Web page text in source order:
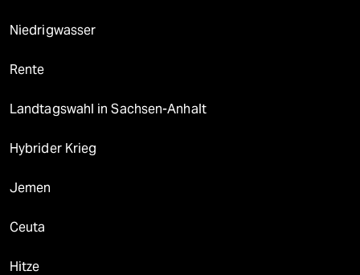
Niedrigwasser
Rente
Landtagswahl in Sachsen-Anhalt
Hybrider Krieg
Jemen
Ceuta
Hitze